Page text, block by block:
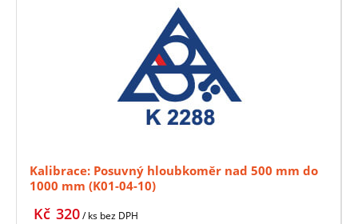
Kalibrace: Posuvný hloubkoměr nad 500 mm do
1000 mm (K01-04-10)
320
Kč / ks bez DPH